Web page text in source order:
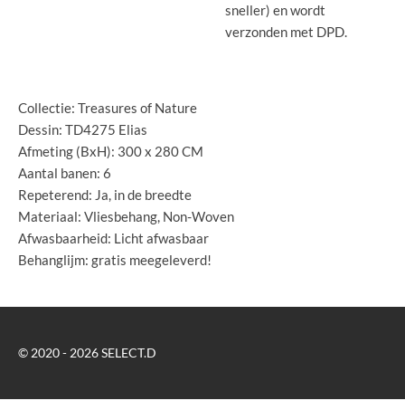
sneller) en wordt
verzonden met DPD.
Collectie: Treasures of Nature
Dessin: TD4275 Elias
Afmeting (BxH): 300 x 280 CM
Aantal banen: 6
Repeterend: Ja, in de breedte
Materiaal: Vliesbehang, Non-Woven
Afwasbaarheid: Licht afwasbaar
Behanglijm: gratis meegeleverd!
© 2020 - 2026 SELECT.D